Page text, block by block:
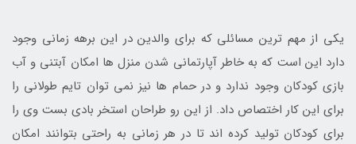
یکی از مهم ترین مسائلی که برای والدین در این برهه زمانی وجود
دارد این است که به خاطر آپارتمانی شدن منزل ها امکان آبتنی و آب
بازی کودکان وجود ندارد و در حمام ها نیز نمی توان تایم طولانی را
برای این کار اختصاص داد. از این رو طراحان استخر بادی بست وی را
برای کودکان تولید کرده اند تا در هر زمانی به راحتی بتوانند امکان